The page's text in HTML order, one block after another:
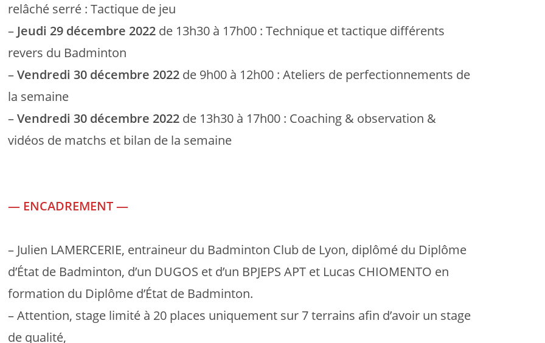
relâché serré : Tactique de jeu
– Jeudi 29 décembre 2022 de 13h30 à 17h00 : Technique et tactique différents
revers du Badminton
–Vendredi 30 décembre 2022 de 9h00 à 12h00 : Ateliers de perfectionnements de
la semaine
–Vendredi 30 décembre 2022 de 13h30 à 17h00 : Coaching & observation &
vidéos de matchs et bilan de la semaine
— ENCADREMENT —
– Julien LAMERCERIE, entraineur du Badminton Club de Lyon, diplômé du Diplôme
d’État de Badminton, d’un DUGOS et d’un BPJEPS APT et Lucas CHIOMENTO en
formation du Diplôme d’État de Badminton.
– Attention, stage limité à 20 places uniquement sur 7 terrains afin d’avoir un stage
de qualité,